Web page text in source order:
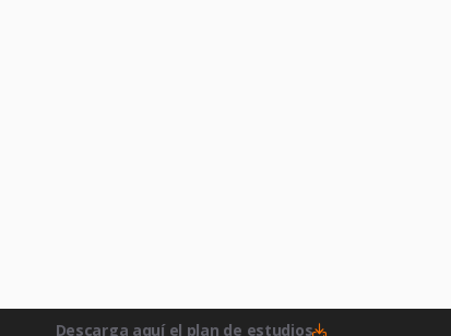
Descarga aquí el plan de estudios